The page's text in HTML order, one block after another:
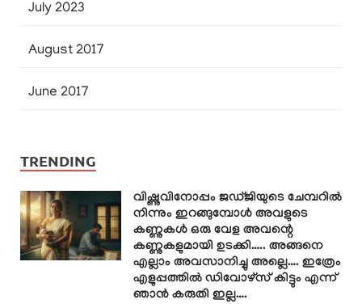
July 2023
August 2017
June 2017
TRENDING
വിഷ്ണുവിനോപ്പം ജഡ്ജിയുടെ ചേമ്പറിൽ
നിന്നും ഇറങ്ങുമ്പോൾ അവളുടെ
കണ്ണുകൾ ഒരു വേള അവന്റെ
കണ്ണുകളുമായി ഉടക്കി….. അങ്ങനെ
എല്ലാം അവസാനിച്ചു അല്ലെ…. ഇത്രേം
എളുപ്പത്തിൽ ഡിവോഴ്സ് കിട്ടും എന്ന്
ഞാൻ കരുതി ഇല്ല….